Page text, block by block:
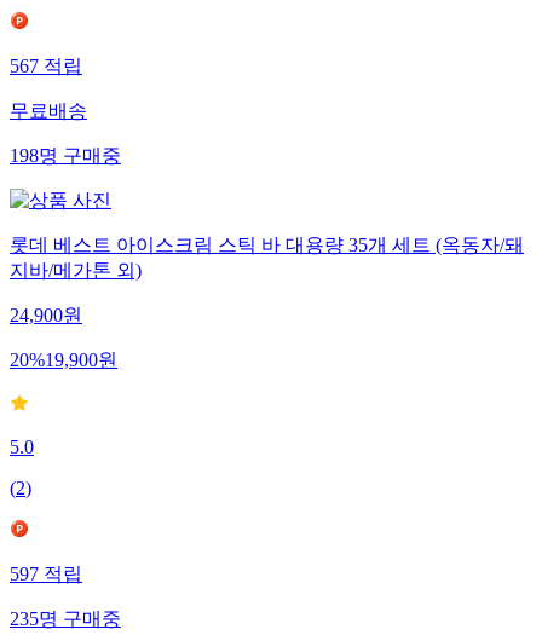
567 적립
무료배송
198명 구매중
롯데 베스트 아이스크림 스틱 바 대용량 35개 세트 (옥동자/돼
지바/메가톤 외)
24,900원
20%19,900원
5.0
(2)
597 적립
235명 구매중